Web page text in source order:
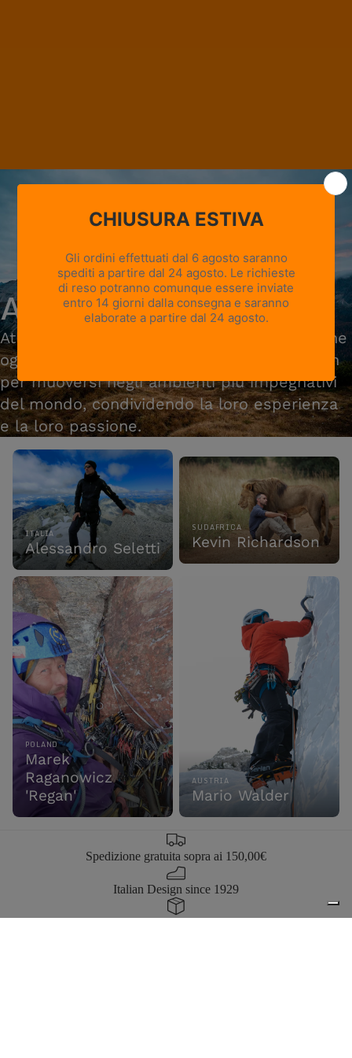
Ambassador
Atleti, guide, avventurieri e professionisti che
ogni giorno scelgono gli scarponi Zamberlan
per muoversi negli ambienti più impegnativi
del mondo, condividendo la loro esperienza
e la loro passione.
ITALIA
Alessandro Seletti
SUDAFRICA
Kevin Richardson
POLAND
Marek
Raganowicz
'Regan'
AUSTRIA
Mario Walder
Spedizione gratuita sopra ai 150,00€
Italian Design since 1929
Resi facili entro 14 giorni